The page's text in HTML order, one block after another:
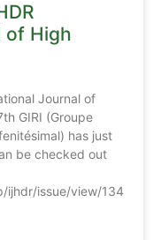
of High
Journal of
GIRI (Groupe
has just
be checked out
ijhdr/issue/view/134